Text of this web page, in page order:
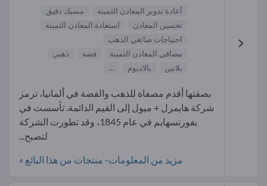
أعادة تدوير المعادن الثمينة
مسبك دقيق
تحسين المعادن
استعادة المعادن الثمينة
احتياجات صائغي الذهب
مصافي المعادن الثمينة
فضة
ذهبي
بلاتين
بالاديوم ...
بصفتها أقدم مصفاة للذهب والفضة في ألمانيا، ترمز
شركة هايمرل + ميول إلى القيم الدائمة. تأسست في
بفورتسهايم في عام 1845، وقد تطورت الشركة
لتصبح...
مزيد من المعلومات- منتجات من هذا البائع »